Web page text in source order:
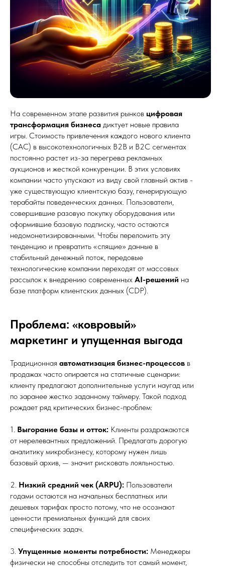
На современном этапе развития рынков цифровая
трансформация бизнеса диктует новые правила
игры. Стоимость привлечения каждого нового клиента
(CAC) в высокотехнологичных B2B и B2C сегментах
постоянно растет из-за перегрева рекламных
аукционов и жесткой конкуренции. В этих условиях
компании часто упускают из виду свой главный актив -
уже существующую клиентскую базу, генерирующую
терабайты поведенческих данных. Пользователи,
совершившие разовую покупку оборудования или
оформившие базовую подписку, часто остаются
недомонетизированными. Чтобы переломить эту
тенденцию и превратить «спящие» данные в
стабильный денежный поток, передовые
технологические компании переходят от массовых
рассылок к внедрению современных AI-решений на
базе платформ клиентских данных (CDP).
Проблема: «ковровый»
маркетинг и упущенная выгода
Традиционная автоматизация бизнес-процессов в
продажах часто опирается на статичные сценарии:
клиенту предлагают дополнительные услуги наугад или
по заранее жестко заданному таймеру. Такой подход
рождает ряд критических бизнес-проблем:
1. Выгорание базы и отток: Клиенты раздражаются
от нерелевантных предложений. Предлагать дорогую
аналитику микробизнесу, которому нужен лишь
базовый архив, — значит рисковать лояльностью.
2. Низкий средний чек (ARPU): Пользователи
годами остаются на начальных бесплатных или
дешевых тарифах просто потому, что не осознают
ценности премиальных функций для своих
специфических задач.
3. Упущенные моменты потребности: Менеджеры
физически не способны отследить тот самый момент,